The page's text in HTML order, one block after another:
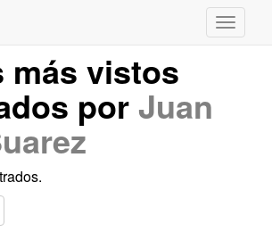
más vistos
por Juan